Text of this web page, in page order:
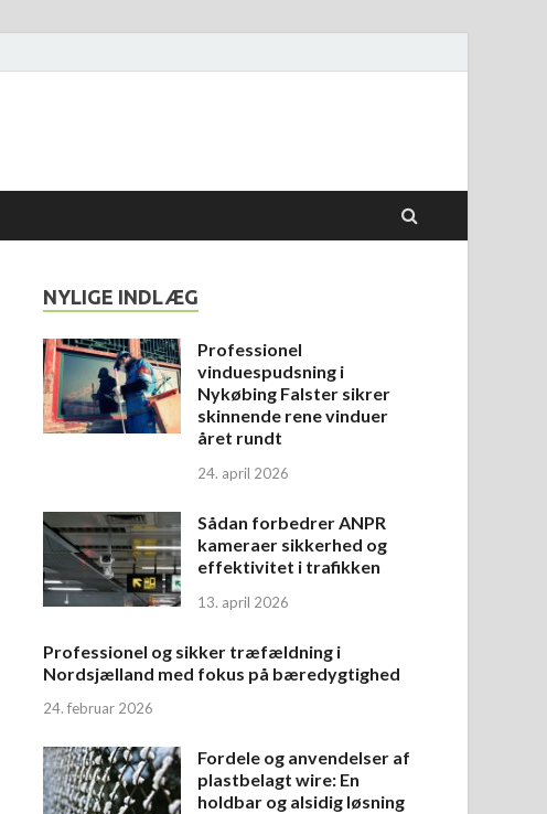
NYLIGE INDLÆG
Professionel
vinduespudsning i
Nykøbing Falster sikrer
skinnende rene vinduer
året rundt
24. april 2026
Sådan forbedrer ANPR
kameraer sikkerhed og
effektivitet i trafikken
13. april 2026
Professionel og sikker træfældning i
Nordsjælland med fokus på bæredygtighed
24. februar 2026
Fordele og anvendelser af
plastbelagt wire: En
holdbar og alsidig løsning